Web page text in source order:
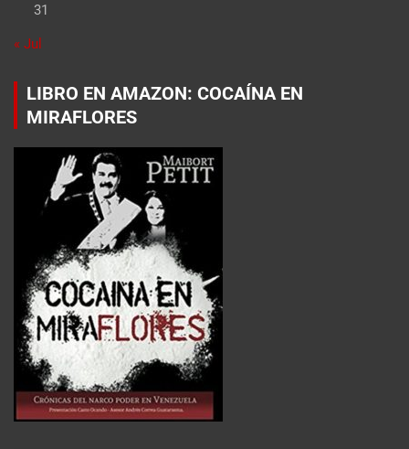
31
« Jul
LIBRO EN AMAZON: COCAÍNA EN
MIRAFLORES